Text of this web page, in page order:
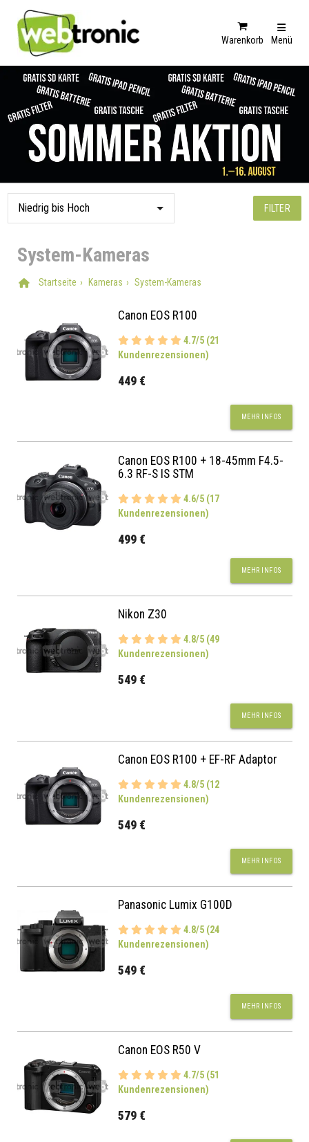
Warenkorb Menü
FILTER
System-Kameras
Startseite Kameras System-Kameras
Canon EOS R100
4.7/5 (21
Kundenrezensionen)
449 €
MEHR INFOS
Canon EOS R100 + 18-45mm F4.5-
6.3 RF-S IS STM
4.6/5 (17
Kundenrezensionen)
499 €
MEHR INFOS
Nikon Z30
4.8/5 (49
Kundenrezensionen)
549 €
MEHR INFOS
Canon EOS R100 + EF-RF Adaptor
4.8/5 (12
Kundenrezensionen)
549 €
MEHR INFOS
Panasonic Lumix G100D
4.8/5 (24
Kundenrezensionen)
549 €
MEHR INFOS
Canon EOS R50 V
4.7/5 (51
Kundenrezensionen)
579 €